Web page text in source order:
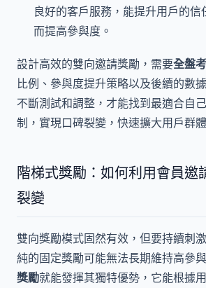
良好的客戶服務，能提升用戶的
而提高參與度。
設計高效的雙向邀請獎勵，需要全盤
比例、參與度提升策略以及後續的數
不斷測試和調整，才能找到最適合自
制，實現口碑裂變，快速擴大用戶群
階梯式獎勵：如何利用會員邀
裂變
雙向獎勵模式固然有效，但要持續刺
純的固定獎勵可能無法長期維持高參
獎勵就能發揮其獨特優勢，它能根據